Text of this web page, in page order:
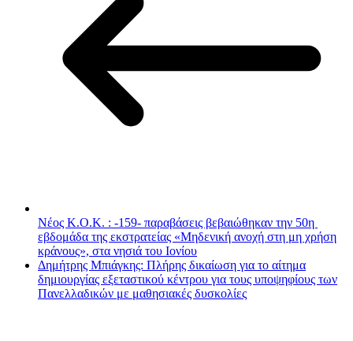
Νέος Κ.Ο.Κ. : -159- παραβάσεις βεβαιώθηκαν την 50η
εβδομάδα της εκστρατείας «Μηδενική ανοχή στη μη χρήση
κράνους», στα νησιά του Ιονίου
Δημήτρης Μπιάγκης: Πλήρης δικαίωση για το αίτημα
δημιουργίας εξεταστικού κέντρου για τους υποψηφίους των
Πανελλαδικών με μαθησιακές δυσκολίες